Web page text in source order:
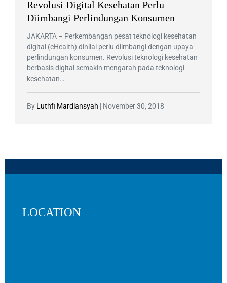
Revolusi Digital Kesehatan Perlu
Diimbangi Perlindungan Konsumen
JAKARTA – Perkembangan pesat teknologi kesehatan
digital (eHealth) dinilai perlu diimbangi dengan upaya
perlindungan konsumen. Revolusi teknologi kesehatan
berbasis digital semakin mengarah pada teknologi
kesehatan…
By Luthfi Mardiansyah | November 30, 2018
LOCATION